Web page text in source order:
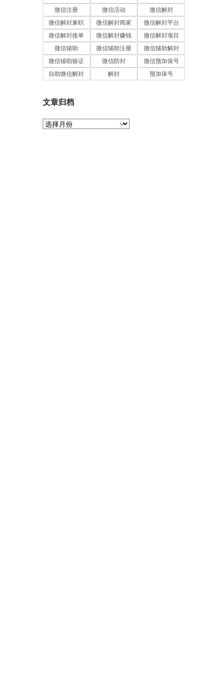
微信注册
微信活动
微信解封
微信解封兼职
微信解封商家
微信解封平台
微信解封接单
微信解封赚钱
微信解封项目
微信辅助
微信辅助注册
微信辅助解封
微信辅助验证
微信防封
微信预加保号
自助微信解封
解封 预加保号
文章归档
文